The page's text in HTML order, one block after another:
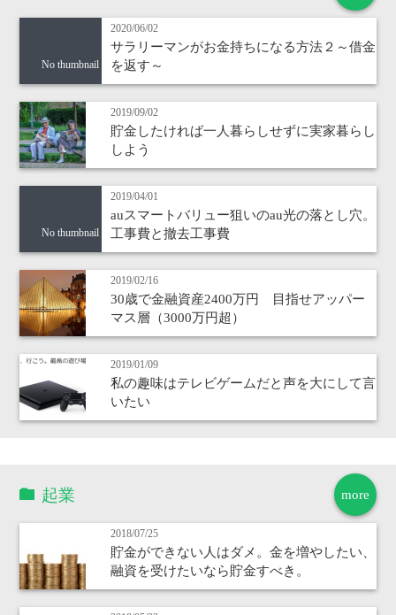
No thumbnail
2020/06/02
サラリーマンがお金持ちになる方法２～借金
を返す～
2019/09/02
貯金したければ一人暮らしせずに実家暮らし
しよう
No thumbnail
2019/04/01
auスマートバリュー狙いのau光の落とし穴。
工事費と撤去工事費
2019/02/16
30歳で金融資産2400万円 目指せアッパー
マス層（3000万円超）
2019/01/09
私の趣味はテレビゲームだと声を大にして言
いたい
more
起業
2018/07/25
貯金ができない人はダメ。金を増やしたい、
融資を受けたいなら貯金すべき。